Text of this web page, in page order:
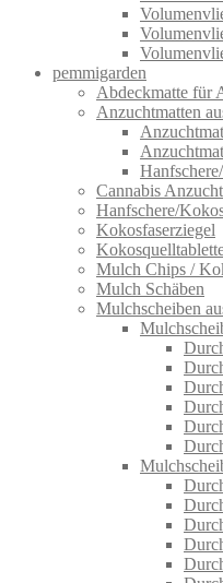
pemmigarden
Abdeckmatte für
Anzuchtmatten
Cannabis
Hanfschere/
Kokosfaserziegel
Mulch Chips /
Mulch Schäben
Mulchscheiben